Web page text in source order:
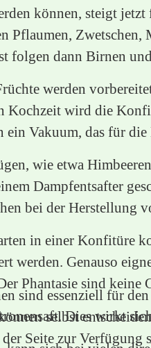
können, steigt
Pflaumen,
folgen dann Birnen
werden
Kochzeit wird die
Vakuum, das für
wie etwa
Dampfentsafter
bei der Herstellung
in einer Konfitüre
werden. Genauso
Phantasie sind keine
Dies wirkt
sind essenziell für
selbst
Seite zur Verfügung